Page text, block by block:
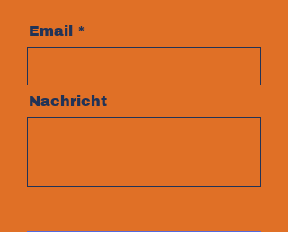
Email
Nachricht